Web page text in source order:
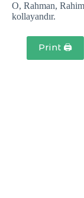
O, Rahman,
kollayandır.
Print 🖨